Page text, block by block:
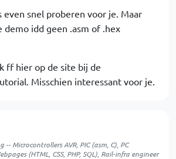
even snel proberen voor je. Maar
demo idd geen .asm of .hex
ff hier op de site bij de
Misschien interessant voor je.
-- Microcontrollers AVR, PIC (asm, C), PC
(HTML, CSS, PHP, SQL), Rail-infra engineer